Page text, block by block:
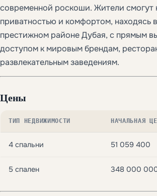
современной роскоши. Жители смогут
приватностью и комфортом, находясь
престижном районе Дубая, с прямым
доступом к мировым брендам,
развлекательным заведениям.
Цены
ТИП НЕДВИЖИМОСТИ НАЧАЛЬНАЯ
4 спальни 51 059 400
5 спален 348 000